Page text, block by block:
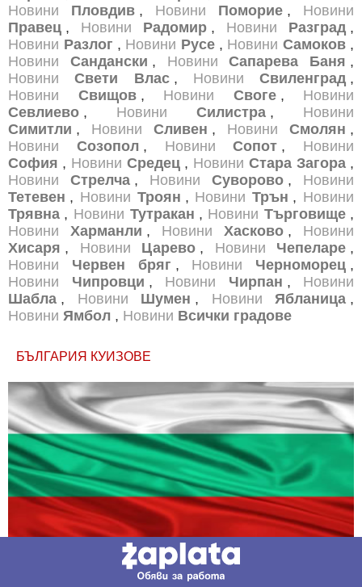
Новини
Пловдив , Новини Поморие , Новини
Правец , Новини Радомир , Новини Разград ,
Новини Разлог , Новини Русе , Новини Самоков ,
Новини
Сандански , Новини Сапарева Баня ,
Новини
Свети Влас , Новини Свиленград ,
Новини
Свищов , Новини Своге , Новини
Севлиево , Новини Силистра , Новини
Симитли , Новини Сливен , Новини Смолян ,
Новини
Созопол , Новини Сопот , Новини
София , Новини Средец , Новини Стара Загора ,
Новини
Стрелча , Новини Суворово , Новини
Тетевен , Новини Троян , Новини Трън , Новини
Трявна , Новини Тутракан , Новини Търговище ,
Новини
Харманли , Новини Хасково , Новини
Хисаря , Новини Царево , Новини Чепеларе ,
Новини
Червен бряг , Новини Черноморец ,
Новини
Чипровци , Новини Чирпан , Новини
Шабла , Новини Шумен , Новини Ябланица ,
Новини Ямбол , Новини Всички градове
БЪЛГАРИЯ КУИЗОВЕ
В секция България ще намерите тематична Куиз